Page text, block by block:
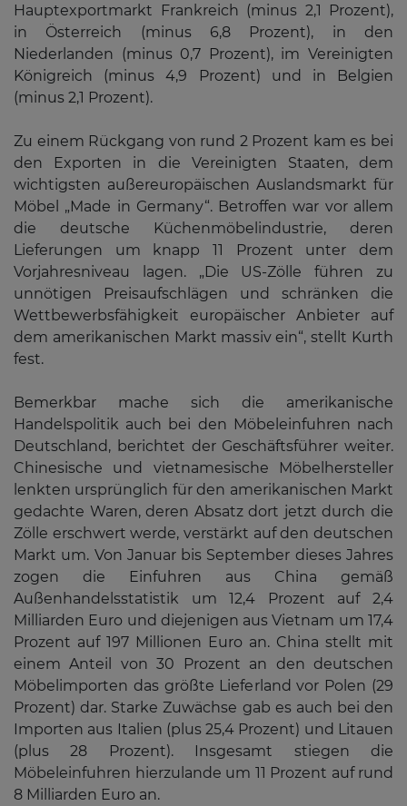
Hauptexportmarkt Frankreich (minus 2,1 Prozent),
in Österreich (minus 6,8 Prozent), in den
Niederlanden (minus 0,7 Prozent), im Vereinigten
Königreich (minus 4,9 Prozent) und in Belgien
(minus 2,1 Prozent).
Zu einem Rückgang von rund 2 Prozent kam es bei
den Exporten in die Vereinigten Staaten, dem
wichtigsten außereuropäischen Auslandsmarkt für
Möbel „Made in Germany“. Betroffen war vor allem
die deutsche Küchenmöbelindustrie, deren
Lieferungen um knapp 11 Prozent unter dem
Vorjahresniveau lagen. „Die US-Zölle führen zu
unnötigen Preisaufschlägen und schränken die
Wettbewerbsfähigkeit europäischer Anbieter auf
dem amerikanischen Markt massiv ein“, stellt Kurth
fest.
Bemerkbar mache sich die amerikanische
Handelspolitik auch bei den Möbeleinfuhren nach
Deutschland, berichtet der Geschäftsführer weiter.
Chinesische und vietnamesische Möbelhersteller
lenkten ursprünglich für den amerikanischen Markt
gedachte Waren, deren Absatz dort jetzt durch die
Zölle erschwert werde, verstärkt auf den deutschen
Markt um. Von Januar bis September dieses Jahres
zogen die Einfuhren aus China gemäß
Außenhandelsstatistik um 12,4 Prozent auf 2,4
Milliarden Euro und diejenigen aus Vietnam um 17,4
Prozent auf 197 Millionen Euro an. China stellt mit
einem Anteil von 30 Prozent an den deutschen
Möbelimporten das größte Lieferland vor Polen (29
Prozent) dar. Starke Zuwächse gab es auch bei den
Importen aus Italien (plus 25,4 Prozent) und Litauen
(plus 28 Prozent). Insgesamt stiegen die
Möbeleinfuhren hierzulande um 11 Prozent auf rund
8 Milliarden Euro an.